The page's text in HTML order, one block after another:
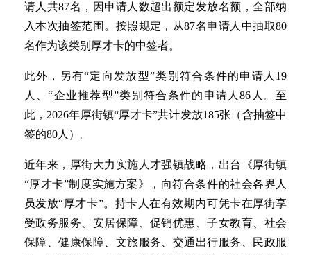
请人共87名，因申请人数超出额定发放名额，全部纳
入本次抽签范围。按照规定，从87名申请人中抽取80
名作为该类别厚才卡的中签者。
此外，另有“定向发放型”类别符合条件的申请人19
人、“企业推荐型”类别符合条件的申请人86人。至
此，2026年厚街镇“厚才卡”共计发放185张（含抽签中
签的80人）。
近年来，厚街大力实施人才强镇战略，出台《厚街镇
“厚才卡”制度实施方案》，向符合条件的社会各界人
员发放“厚才卡”。持卡人在有效期内可凭卡在厚街享
受政务服务、安居保障、促销优惠、子女教育、社会
保障、健康保障、文旅服务、交通出行服务、民政服